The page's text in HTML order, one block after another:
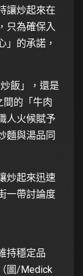
讓炒起來在
只為確保入
」的承諾，
飯」，還是
間的「牛肉
人火候賦予
麵與湯品同
炒起來迅速
一帶討論度
持穩定品
圖/Medick